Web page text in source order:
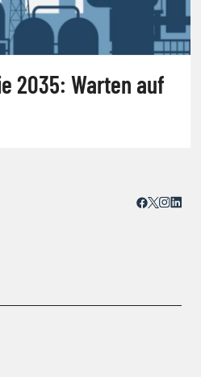
2035: Warten auf